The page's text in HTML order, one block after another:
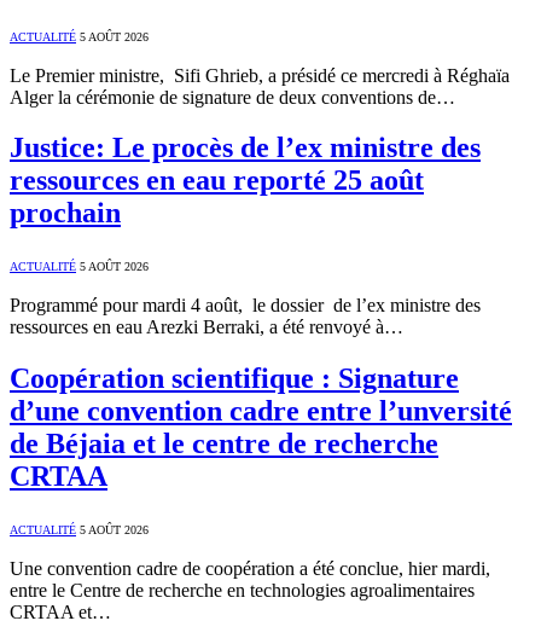
ACTUALITÉ 5 AOÛT 2026
Le Premier ministre, Sifi Ghrieb, a présidé ce mercredi à Réghaïa
Alger la cérémonie de signature de deux conventions de…
Justice: Le procès de l’ex ministre des
ressources en eau reporté 25 août
prochain
ACTUALITÉ 5 AOÛT 2026
Programmé pour mardi 4 août, le dossier de l’ex ministre des
ressources en eau Arezki Berraki, a été renvoyé à…
Coopération scientifique : Signature
d’une convention cadre entre l’unversité
de Béjaia et le centre de recherche
CRTAA
ACTUALITÉ 5 AOÛT 2026
Une convention cadre de coopération a été conclue, hier mardi,
entre le Centre de recherche en technologies agroalimentaires
CRTAA et…